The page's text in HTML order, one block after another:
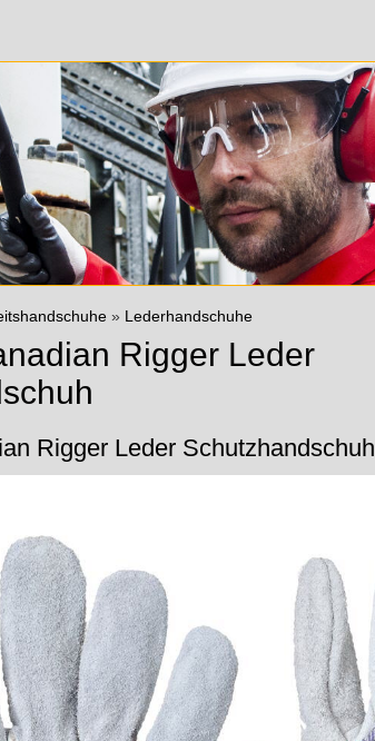
» Lederhandschuhe
Rigger Leder
Rigger Leder Schutzhandschuh